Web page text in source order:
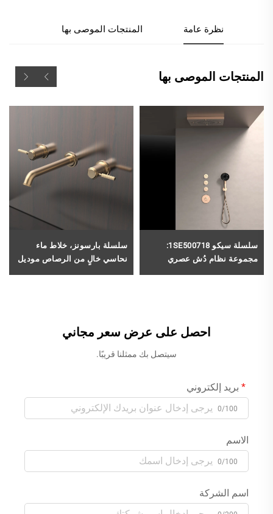
نظرة عامة المنتجات الموصى بها
المنتجات الموصى بها
سلسلة سيكو 1SE500718:
مجموعة نظام دُش عصري
سلسلة بارسونز، خلاط ماء
نحاسي خالٍ من الرصاص موديل
احصل على عرض سعر مجاني
سيتصل بك ممثلنا قريبًا.
بريد إلكتروني
0/100
الاسم
0/100
اسم الشركة